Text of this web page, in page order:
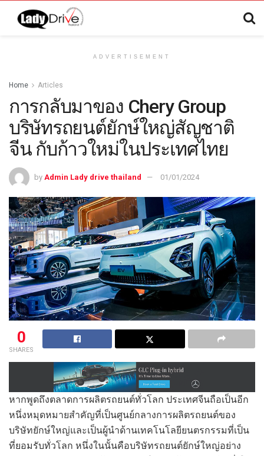
ADVERTISEMENT
Home Articles
การกลับมาของ Chery Group
บริษัทรถยนต์ยักษ์ใหญ่สัญชาติ
จีน กับก้าวใหม่ในประเทศไทย
by Admin Lady drive thailand 01/01/2024
0
SHARES
หากพูดถึงตลาดการผลิตรถยนต์ทั่วโลก ประเทศจีนถือเป็นอีก
หนึ่งหมุดหมายสำคัญที่เป็นศูนย์กลางการผลิตรถยนต์ของ
บริษัทยักษ์ใหญ่และเป็นผู้นำด้านเทคโนโลยียนตรกรรมที่เป็น
ที่ยอมรับทั่วโลก หนึ่งในนั้นคือบริษัทรถยนต์ยักษ์ใหญ่อย่าง